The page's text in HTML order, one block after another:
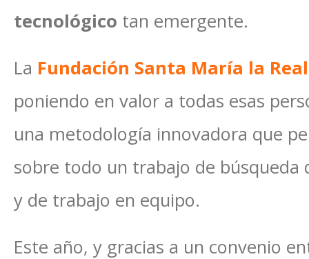
tecnológico tan emergente.
La Fundación Santa María la Real
poniendo en valor a todas esas
una metodología innovadora que
sobre todo un trabajo de
y de trabajo en equipo.
Este año, y gracias a un convenio